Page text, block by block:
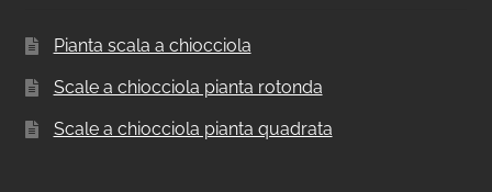
Pianta scala a chiocciola
Scale a chiocciola pianta rotonda
Scale a chiocciola pianta quadrata